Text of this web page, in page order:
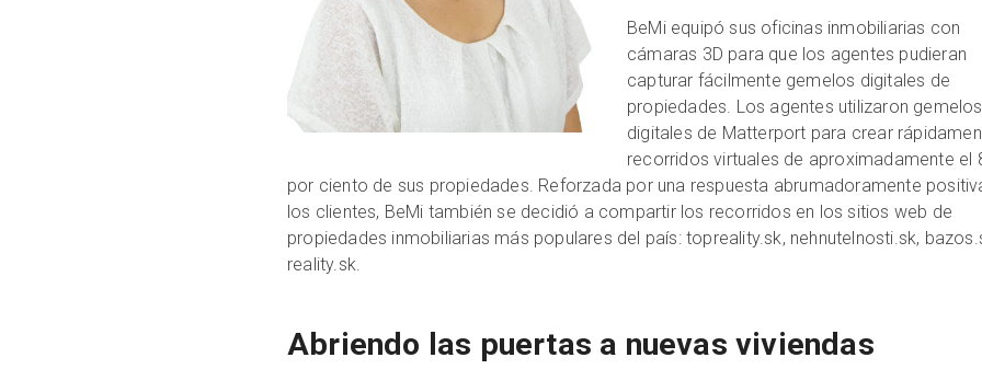
BeMi equipó sus oficinas inmobiliarias con
cámaras 3D para que los agentes pudieran
capturar fácilmente gemelos digitales de
propiedades. Los agentes utilizaron gemelos
digitales de Matterport para crear
recorridos virtuales de aproximadamente el
por ciento de sus propiedades. Reforzada por una respuesta abrumadoramente
los clientes, BeMi también se decidió a compartir los recorridos en los sitios web de
propiedades inmobiliarias más populares del país: topreality.sk, nehnutelnosti.sk,
reality.sk.
Abriendo las puertas a nuevas viviendas